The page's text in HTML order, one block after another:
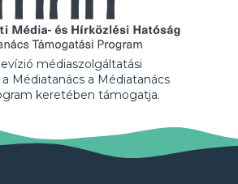
médiaszolgáltatási
Médiatanács a Médiatanács
keretében támogatja.